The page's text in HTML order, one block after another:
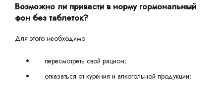
Возможно ли привести в норму гормональный
фон без таблеток?
Для этого необходимо:
пересмотреть свой рацион;
отказаться от курения и алкогольной продукции;